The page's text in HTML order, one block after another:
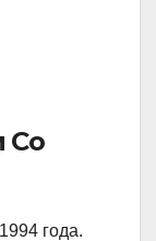
Со
года.